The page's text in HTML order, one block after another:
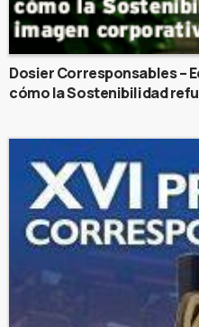
Dosier Corresponsables –
cómo la Sostenibilidad